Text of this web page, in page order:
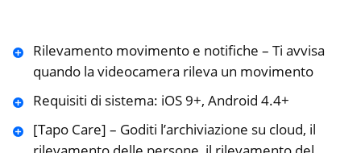
Rilevamento movimento e notifiche – Ti avvisa
quando la videocamera rileva un movimento
Requisiti di sistema: iOS 9+, Android 4.4+
[Tapo Care] – Goditi l’archiviazione su cloud, il